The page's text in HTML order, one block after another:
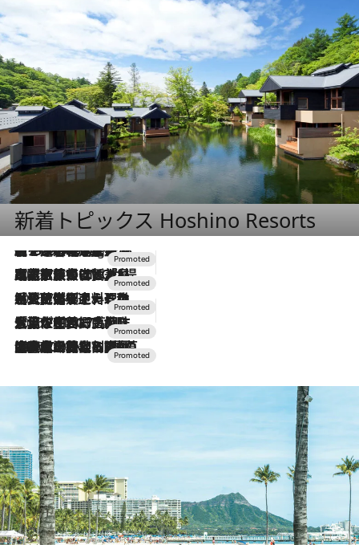
新着トピックス Hoshino Resorts
11 Hours Ago
【トンボの足水浴】ヒノキの香りに包まれて涼感マックス！約13℃の湧水かけ流しを避暑地「星野温泉 トンボの湯」で体験
2026.7.31
【ホテル帰省】という選択肢をOMOが提案。家族とほどよい距離を保つには「昼は実家、夜は気兼ねなくホテルで！」
2026.7.24
【夏限定ディナーコース】旬を迎える稚鮎や花ズッキーニなどをイタリア・トスカーナの郷土料理の手法で満喫！
2026.7.17
「土佐和ハーブかき氷」がOMO7高知に登場！生姜、山椒、大葉など目にも舌にも涼を呼ぶ郷土の味
2026.7.10
NEW OPEN！【界 草津】名湯の地に誕生。趣の異なる2種の温泉と上州ならではの会席・蕎麦割烹など美食を味わう究極の癒やし旅